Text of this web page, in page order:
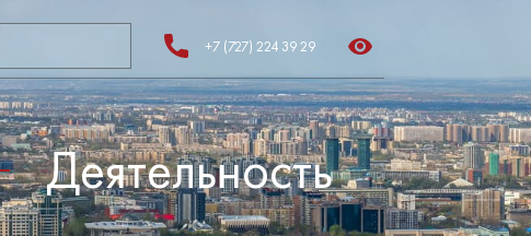
+7 (727) 224 39 29
Деятельность